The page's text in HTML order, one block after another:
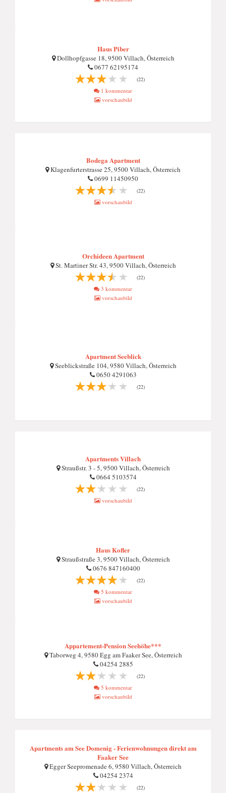
Haus Piber
Dollhopfgasse 18, 9500 Villach, Österreich
0677 62195174
(22)
1 kommentar
vorschaubild
Bodega Apartment
Klagenfurterstrasse 25, 9500 Villach, Österreich
0699 11450950
(22)
vorschaubild
Orchideen Apartment
St. Martiner Str. 43, 9500 Villach, Österreich
(22)
3 kommentar
vorschaubild
Apartment Seeblick
Seeblickstraße 104, 9580 Villach, Österreich
0650 4291063
(22)
Apartments Villach
Straußstr. 3 - 5, 9500 Villach, Österreich
0664 5103574
(22)
vorschaubild
Haus Kofler
Straußstraße 3, 9500 Villach, Österreich
0676 847160400
(22)
5 kommentar
vorschaubild
Appartement-Pension Seehöhe***
Taborweg 4, 9580 Egg am Faaker See, Österreich
04254 2885
(22)
5 kommentar
vorschaubild
Apartments am See Domenig - Ferienwohnungen direkt am
Faaker See
Egger Seepromenade 6, 9580 Villach, Österreich
04254 2374
(22)